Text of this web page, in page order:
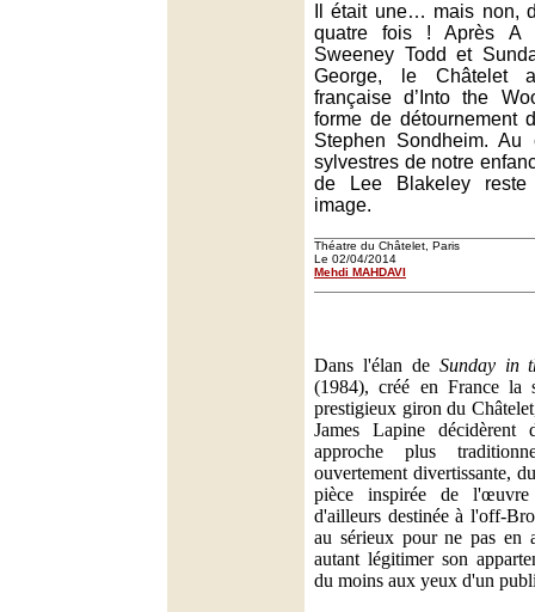
Il était une… mais non,
quatre fois ! Après A
Sweeney Todd et
George, le Châtelet
française d’Into the
forme de détournement
Stephen Sondheim.
sylvestres de notre
de Lee Blakeley
image.
Théatre du Châtelet, Paris
Le 02/04/2014
Mehdi MAHDAVI
Dans l'élan de Sunday in
(1984), créé en France la
prestigieux giron du
James Lapine décidèrent
approche plus
ouvertement divertissante,
pièce inspirée de l'œuvre
d'ailleurs destinée à l'off-
au sérieux pour ne pas en
autant légitimer son
du moins aux yeux d'un